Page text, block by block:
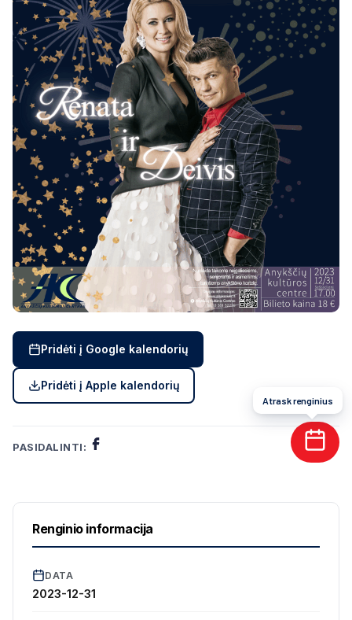
Pridėti į Google kalendorių
Pridėti į Apple kalendorių
PASIDALINTI:
Renginio informacija
DATA
2023-12-31
Atrask renginius